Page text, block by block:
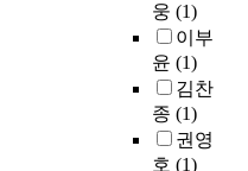
웅 (1)
이부
윤 (1)
김찬
종 (1)
권영
호 (1)